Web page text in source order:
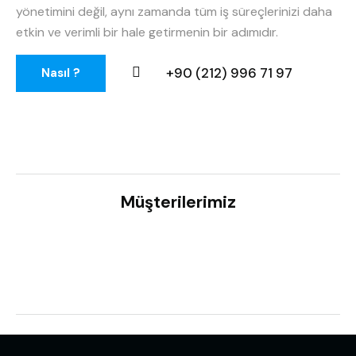
yönetimini değil, aynı zamanda tüm iş süreçlerinizi daha
etkin ve verimli bir hale getirmenin bir adımıdır.
Nasıl ? +90 (212) 996 71 97
Müşterilerimiz